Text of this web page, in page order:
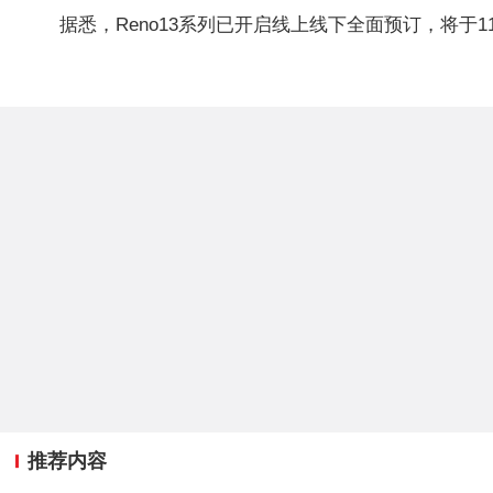
据悉，Reno13系列已开启线上线下全面预订，将于
推荐内容